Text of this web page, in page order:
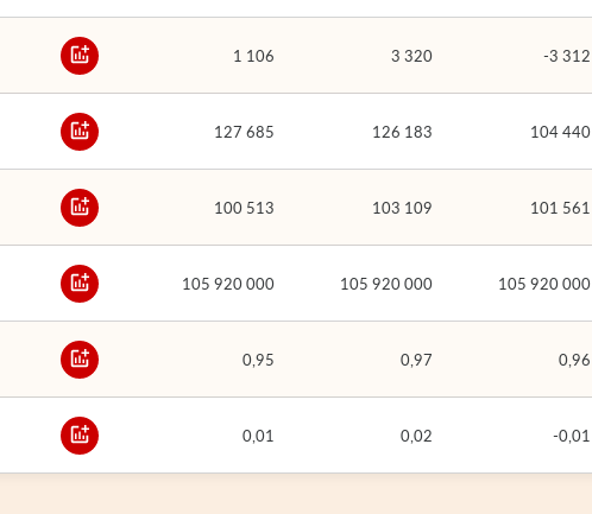
1 106 3 320 -3 312
127 685 126 183 104 440
100 513 103 109 101 561
105 920 000 105 920 000 105 920 000
0,95 0,97 0,96
0,01 0,02 -0,01